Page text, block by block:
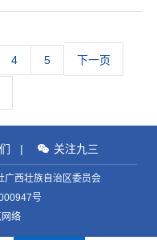
4 5 下一页
| 关注九三
西壮族自治区委员会
号
络